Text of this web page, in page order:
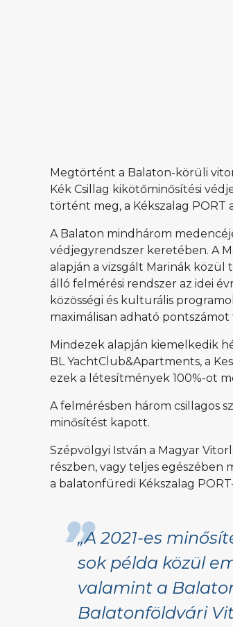
Megtörtént a Balaton-körüli
Kék Csillag kikötőminősítési
történt meg, a Kékszalag PORT
A Balaton mindhárom
védjegyrendszer keretében. A
alapján a vizsgált Marinák közül
álló felmérési rendszer az idei
közösségi és kulturális
maximálisan adható
Mindezek alapján kiemelkedik
BL YachtClub&Apartments, a
ezek a létesítmények 100%-ot
A felmérésben három csillagos
minősítést kapott.
Szépvölgyi István a Magyar
részben, vagy teljes egészében
a balatonfüredi Kékszalag
„A 2021-es
sok példa közül
valamint a
Balatonföldvári